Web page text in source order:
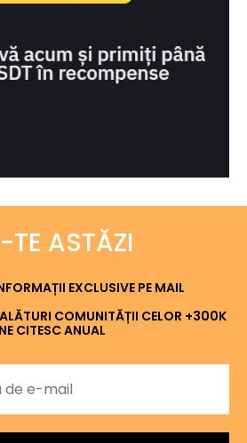
ASTĂZI
EXCLUSIVE PE MAIL
COMUNITĂȚII CELOR +300K
CITESC ANUAL